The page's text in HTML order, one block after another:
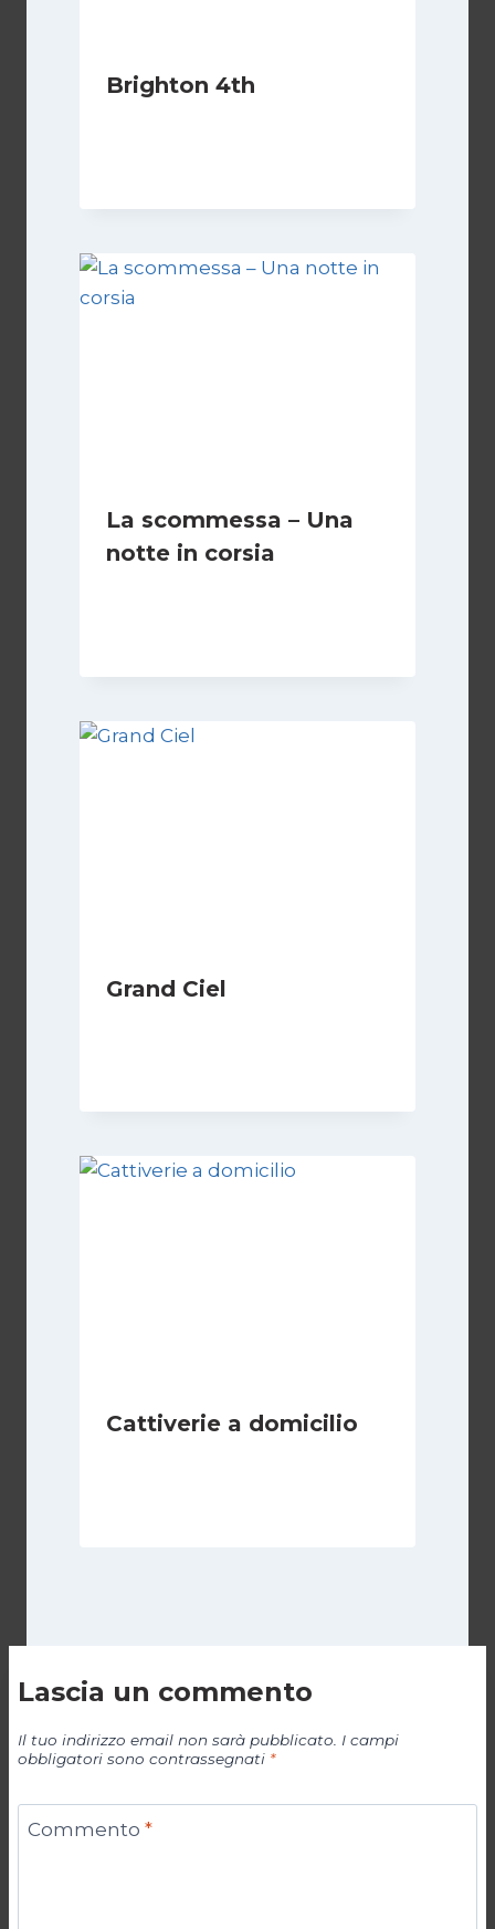
Brighton 4th
La scommessa – Una
notte in corsia
Grand Ciel
Cattiverie a domicilio
Lascia un commento
Il tuo indirizzo email non sarà pubblicato. I campi
obbligatori sono contrassegnati *
Commento *